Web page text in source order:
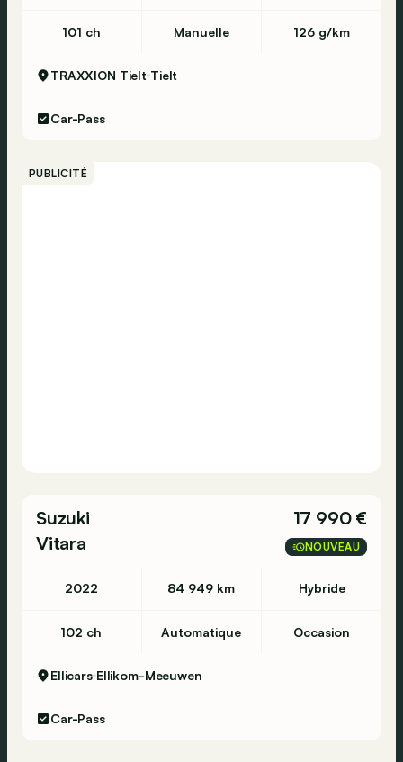
101 ch Manuelle 126 g/km
TRAXXION Tielt Tielt
Car-Pass
PUBLICITÉ
Suzuki
Vitara
17 990 €
NOUVEAU
2022 84 949 km Hybride
102 ch Automatique Occasion
Ellicars Ellikom-Meeuwen
Car-Pass